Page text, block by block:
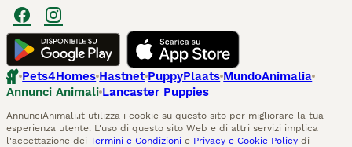
Pets4Homes Hastnet PuppyPlaats MundoAnimalia
Annunci Animali Lancaster Puppies
AnnunciAnimali.it utilizza i cookie su questo sito per migliorare la tua
esperienza utente. L'uso di questo sito Web e di altri servizi implica
l'accettazione dei Termini e Condizioni e Privacy e Cookie Policy di